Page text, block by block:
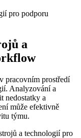
a
pracovním prostředí
Analyzování a
nedostatky a
může efektivně
týmu.
a technologií pro